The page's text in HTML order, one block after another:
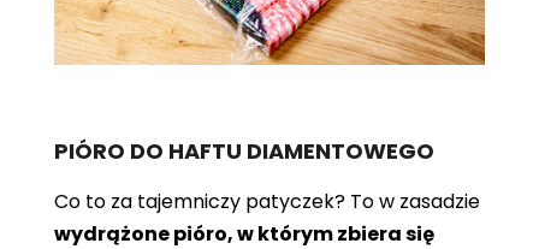
PIÓRO DO HAFTU DIAMENTOWEGO
Co to za tajemniczy patyczek? To w zasadzie
wydrążone pióro, w którym zbiera się